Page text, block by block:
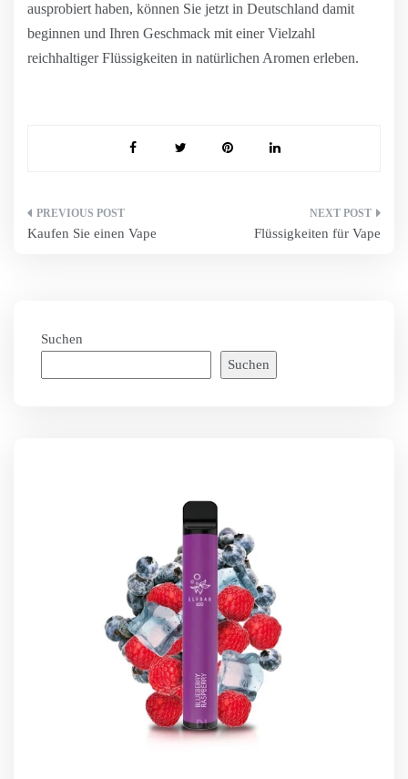
ausprobiert haben, können Sie jetzt in Deutschland damit
beginnen und Ihren Geschmack mit einer Vielzahl
reichhaltiger Flüssigkeiten in natürlichen Aromen erleben.
Beitragsnavigation
Kaufen Sie einen Vape Flüssigkeiten für Vape
Suchen
Suchen